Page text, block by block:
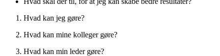
Hvad kan jeg gøre?
Hvad kan mine kolleger gøre?
Hvad kan min leder gøre?